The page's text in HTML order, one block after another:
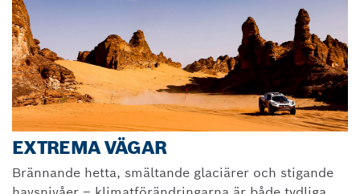
EXTREMA VÄGAR
Brännande hetta, smältande glaciärer och stigande